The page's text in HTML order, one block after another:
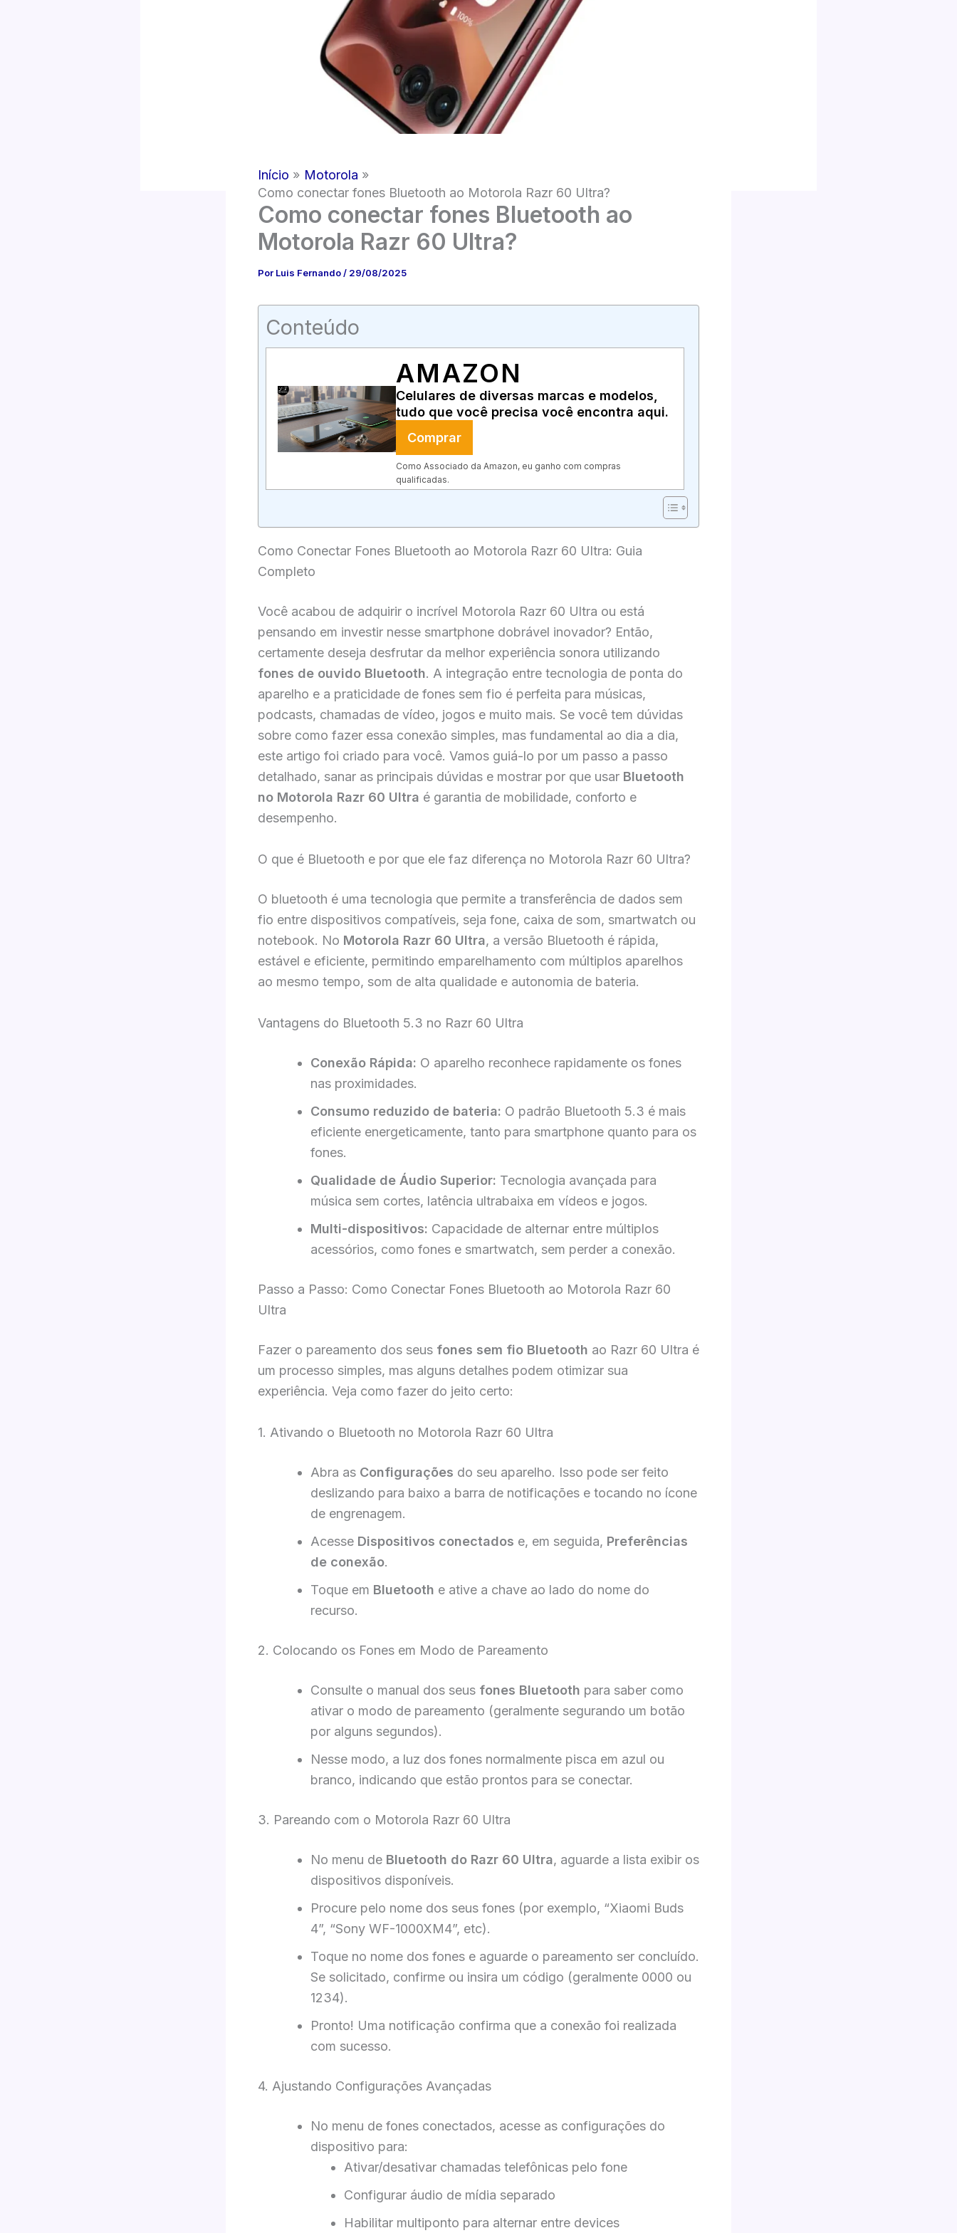
Início
Motorola
Como conectar fones Bluetooth ao Motorola Razr 60 Ultra?
Como conectar fones Bluetooth ao
Motorola Razr 60 Ultra?
Por Luis Fernando/ 29/08/2025
Conteúdo
AMAZON
Celulares de diversas marcas e modelos,
tudo que você precisa você encontra aqui.
Comprar
Como Associado da Amazon, eu ganho com compras
qualificadas.
Como Conectar Fones Bluetooth ao Motorola Razr 60 Ultra: Guia
Completo
Você acabou de adquirir o incrível Motorola Razr 60 Ultra ou está
pensando em investir nesse smartphone dobrável inovador? Então,
certamente deseja desfrutar da melhor experiência sonora utilizando
fones de ouvido Bluetooth. A integração entre tecnologia de ponta do
aparelho e a praticidade de fones sem fio é perfeita para músicas,
podcasts, chamadas de vídeo, jogos e muito mais. Se você tem dúvidas
sobre como fazer essa conexão simples, mas fundamental ao dia a dia,
este artigo foi criado para você. Vamos guiá-lo por um passo a passo
detalhado, sanar as principais dúvidas e mostrar por que usar Bluetooth
no Motorola Razr 60 Ultra é garantia de mobilidade, conforto e
desempenho.
O que é Bluetooth e por que ele faz diferença no Motorola Razr 60 Ultra?
O bluetooth é uma tecnologia que permite a transferência de dados sem
fio entre dispositivos compatíveis, seja fone, caixa de som, smartwatch ou
notebook. No Motorola Razr 60 Ultra, a versão Bluetooth é rápida,
estável e eficiente, permitindo emparelhamento com múltiplos aparelhos
ao mesmo tempo, som de alta qualidade e autonomia de bateria.
Vantagens do Bluetooth 5.3 no Razr 60 Ultra
Conexão Rápida: O aparelho reconhece rapidamente os fones
nas proximidades.
Consumo reduzido de bateria: O padrão Bluetooth 5.3 é mais
eficiente energeticamente, tanto para smartphone quanto para os
fones.
Qualidade de Áudio Superior: Tecnologia avançada para
música sem cortes, latência ultrabaixa em vídeos e jogos.
Multi-dispositivos: Capacidade de alternar entre múltiplos
acessórios, como fones e smartwatch, sem perder a conexão.
Passo a Passo: Como Conectar Fones Bluetooth ao Motorola Razr 60
Ultra
Fazer o pareamento dos seus fones sem fio Bluetooth ao Razr 60 Ultra é
um processo simples, mas alguns detalhes podem otimizar sua
experiência. Veja como fazer do jeito certo:
1. Ativando o Bluetooth no Motorola Razr 60 Ultra
Abra as Configurações do seu aparelho. Isso pode ser feito
deslizando para baixo a barra de notificações e tocando no ícone
de engrenagem.
Acesse Dispositivos conectados e, em seguida, Preferências
de conexão.
Toque em Bluetooth e ative a chave ao lado do nome do
recurso.
2. Colocando os Fones em Modo de Pareamento
Consulte o manual dos seus fones Bluetooth para saber como
ativar o modo de pareamento (geralmente segurando um botão
por alguns segundos).
Nesse modo, a luz dos fones normalmente pisca em azul ou
branco, indicando que estão prontos para se conectar.
3. Pareando com o Motorola Razr 60 Ultra
No menu de Bluetooth do Razr 60 Ultra, aguarde a lista exibir os
dispositivos disponíveis.
Procure pelo nome dos seus fones (por exemplo, “Xiaomi Buds
4”, “Sony WF-1000XM4”, etc).
Toque no nome dos fones e aguarde o pareamento ser concluído.
Se solicitado, confirme ou insira um código (geralmente 0000 ou
1234).
Pronto! Uma notificação confirma que a conexão foi realizada
com sucesso.
4. Ajustando Configurações Avançadas
No menu de fones conectados, acesse as configurações do
dispositivo para:
Ativar/desativar chamadas telefônicas pelo fone
Configurar áudio de mídia separado
Habilitar multiponto para alternar entre devices